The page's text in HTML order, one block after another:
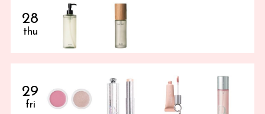
28
thu
29
fri